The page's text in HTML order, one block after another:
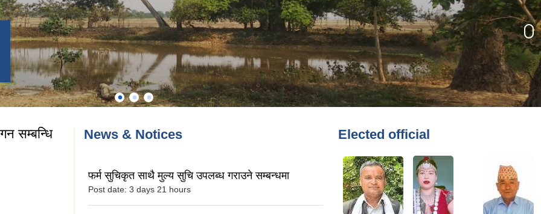
सम्बन्धि
News & Notices
फर्म सुचिकृत साथै मुल्य सुचि उपलब्ध गराउने सम्बन्धमा
Post date: 3 days 21 hours
Elected official